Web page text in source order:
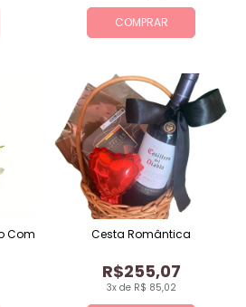
COMPRAR
Com
3x de R$ 85,02
R$255,07
Cesta Romântica